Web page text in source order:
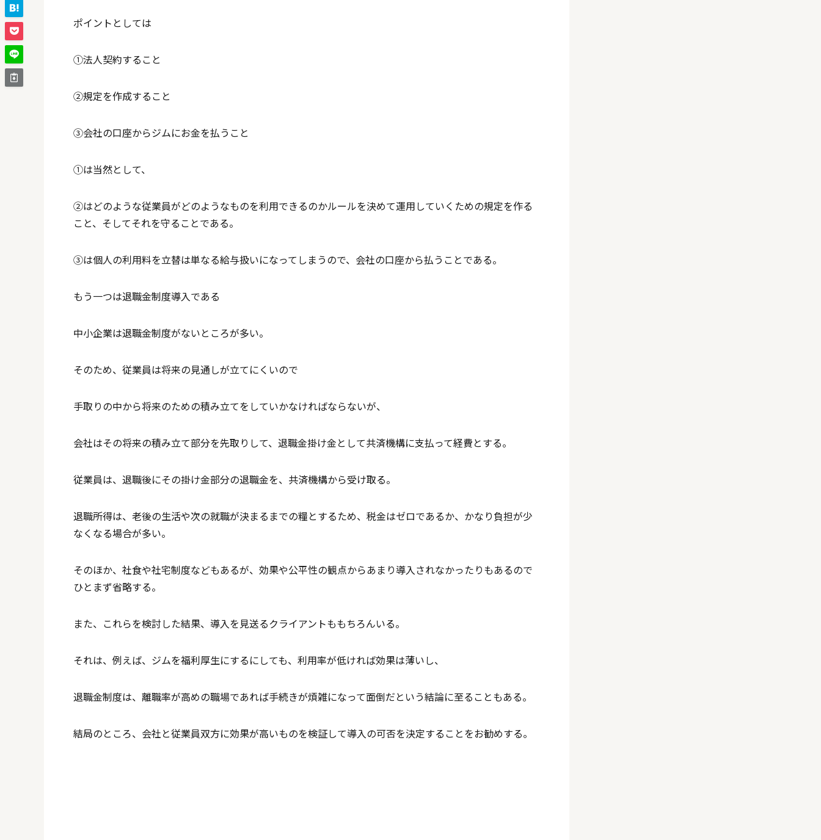
ポイントとしては
①法人契約すること
②規定を作成すること
③会社の口座からジムにお金を払うこと
①は当然として、
②はどのような従業員がどのようなものを利用できるのかルールを決めて運用していくための規定を作る
こと、そしてそれを守ることである。
③は個人の利用料を立替は単なる給与扱いになってしまうので、会社の口座から払うことである。
もう一つは退職金制度導入である
中小企業は退職金制度がないところが多い。
そのため、従業員は将来の見通しが立てにくいので
手取りの中から将来のための積み立てをしていかなければならないが、
会社はその将来の積み立て部分を先取りして、退職金掛け金として共済機構に支払って経費とする。
従業員は、退職後にその掛け金部分の退職金を、共済機構から受け取る。
退職所得は、老後の生活や次の就職が決まるまでの糧とするため、税金はゼロであるか、かなり負担が少
なくなる場合が多い。
そのほか、社食や社宅制度などもあるが、効果や公平性の観点からあまり導入されなかったりもあるので
ひとまず省略する。
また、これらを検討した結果、導入を見送るクライアントももちろんいる。
それは、例えば、ジムを福利厚生にするにしても、利用率が低ければ効果は薄いし、
退職金制度は、離職率が高めの職場であれば手続きが煩雑になって面倒だという結論に至ることもある。
結局のところ、会社と従業員双方に効果が高いものを検証して導入の可否を決定することをお勧めする。